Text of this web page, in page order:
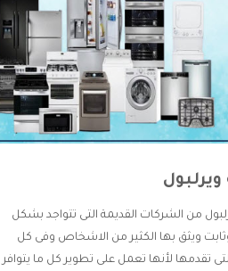
من الشركات القديمة التى تتواجد بشكل
ويثق بها الكثير من الاشخاص وفى كل
تقدمها لأنها تعمل على تطوير كل ما يتوافر